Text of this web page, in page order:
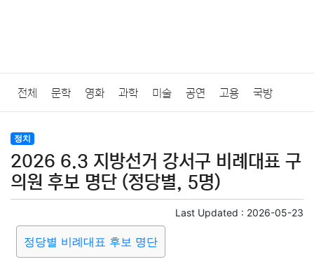
전체 문학 영화 과학 미술 공연 고용 국방
법률
질병 가요 방송 일상 주식 암호화폐 블록체인
미용 증권 인테리어
요리 상품리뷰 원예 금융
정치
2026 6.3 지방선거 강서구 비례대표 구
의원 후보 명단 (정당별, 5명)
Last Updated : 2026-05-23
정당별 비례대표 후보 명단